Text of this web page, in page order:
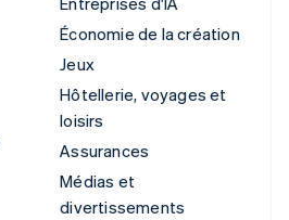
Économie de la création
Jeux
Hôtellerie, voyages et
loisirs
Assurances
Médias et
divertissements